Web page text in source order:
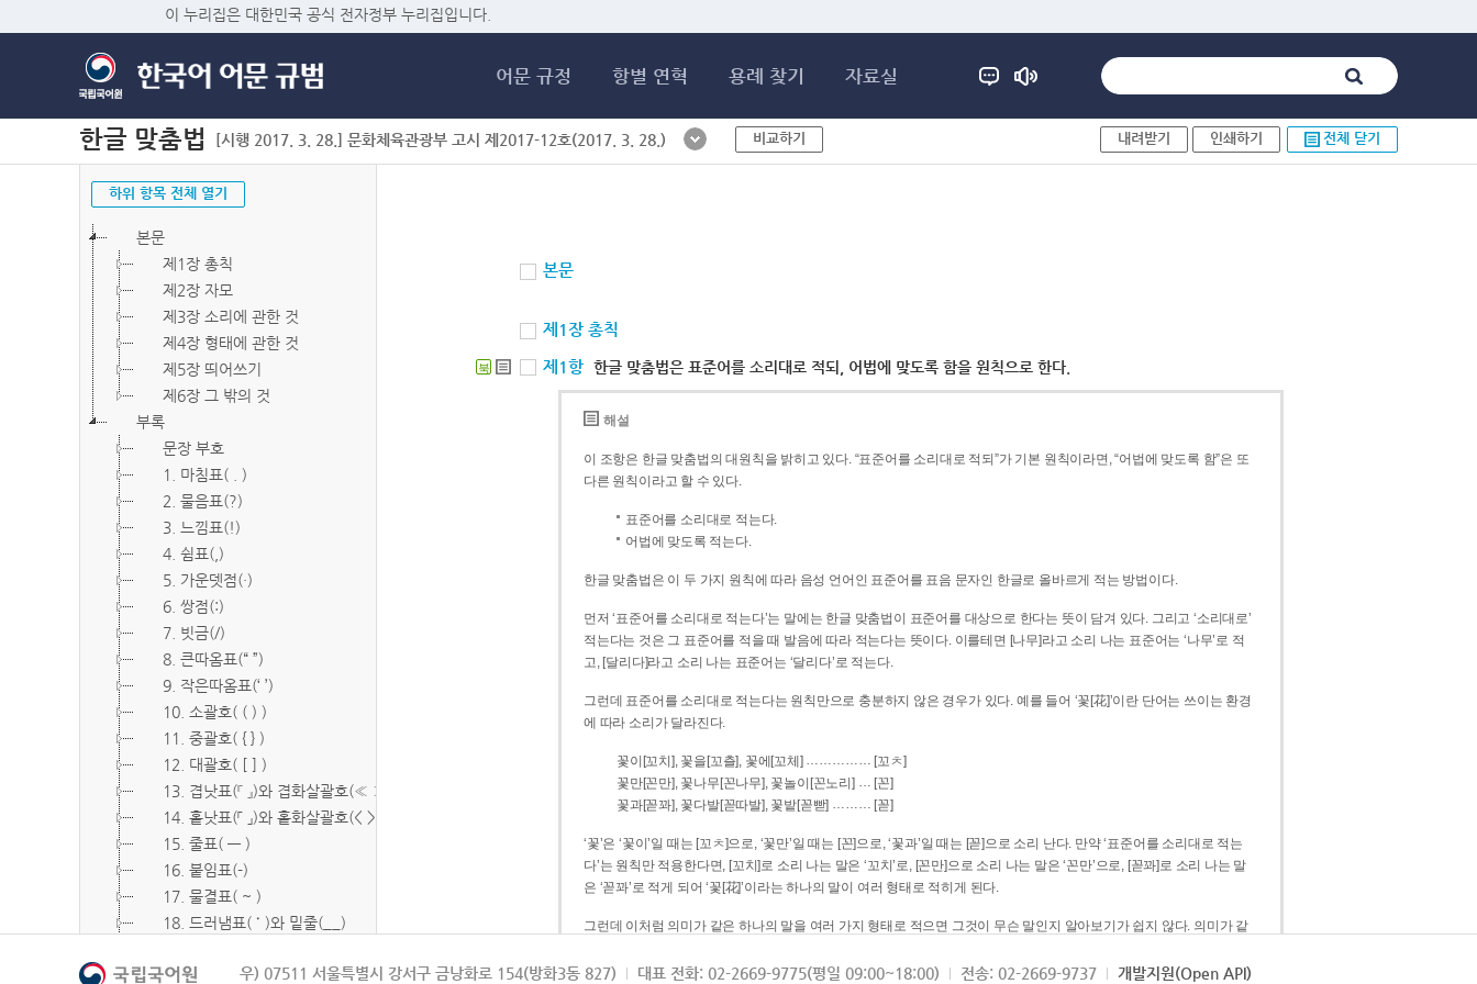
이 누리집은 대한민국 공식 전자정부 누리집입니다.
어문 규정 항별 연혁 용례 찾기 자료실
한글 맞춤법 [시행 2017. 3. 28.] 문화체육관광부 고시 제2017-12호(2017. 3. 28.) 비교하기 내려받기 인쇄하기 전체 닫기
하위 항목 전체 열기
본문
제1장 총칙
제2장 자모
제3장 소리에 관한 것
제4장 형태에 관한 것
제5장 띄어쓰기
제6장 그 밖의 것
부록
문장 부호
1. 마침표( . )
2. 물음표(?)
3. 느낌표(!)
4. 쉼표(,)
5. 가운뎃점(·)
6. 쌍점(:)
7. 빗금(/)
8. 큰따옴표(“ ”)
9. 작은따옴표(‘ ’)
10. 소괄호( ( ) )
11. 중괄호( { } )
12. 대괄호( [ ] )
13. 겹낫표(『 』)와 겹화살괄호(≪ ≫)
14. 홑낫표(「 」)와 홑화살괄호(< >)
15. 줄표( ― )
16. 붙임표(-)
17. 물결표( ~ )
18. 드러냄표( ˙ )와 밑줄(__)
20. 빠짐표( □ )
본문
제1장 총칙
북 제1항 한글 맞춤법은 표준어를 소리대로 적되, 어법에 맞도록 함을 원칙으로 한다.
해설
이 조항은 한글 맞춤법의 대원칙을 밝히고 있다. “표준어를 소리대로 적되”가 기본 원칙이라면, “어법에 맞도록 함”은 또
다른 원칙이라고 할 수 있다.
표준어를 소리대로 적는다.
어법에 맞도록 적는다.
한글 맞춤법은 이 두 가지 원칙에 따라 음성 언어인 표준어를 표음 문자인 한글로 올바르게 적는 방법이다.
먼저 ‘표준어를 소리대로 적는다’는 말에는 한글 맞춤법이 표준어를 대상으로 한다는 뜻이 담겨 있다. 그리고 ‘소리대로’
적는다는 것은 그 표준어를 적을 때 발음에 따라 적는다는 뜻이다. 이를테면 [나무]라고 소리 나는 표준어는 ‘나무’로 적
고, [달리다]라고 소리 나는 표준어는 ‘달리다’로 적는다.
그런데 표준어를 소리대로 적는다는 원칙만으로 충분하지 않은 경우가 있다. 예를 들어 ‘꽃[花]’이란 단어는 쓰이는 환경
에 따라 소리가 달라진다.
꽃이[꼬치], 꽃을[꼬츨], 꽃에[꼬체] …………… [꼬ㅊ]
꽃만[꼰만], 꽃나무[꼰나무], 꽃놀이[꼰노리] … [꼰]
꽃과[꼳꽈], 꽃다발[꼳따발], 꽃밭[꼳빧] ……… [꼳]
‘꽃’은 ‘꽃이’일 때는 [꼬ㅊ]으로, ‘꽃만’일 때는 [꼰]으로, ‘꽃과’일 때는 [꼳]으로 소리 난다. 만약 ‘표준어를 소리대로 적는
다’는 원칙만 적용한다면, [꼬치]로 소리 나는 말은 ‘꼬치’로, [꼰만]으로 소리 나는 말은 ‘꼰만’으로, [꼳꽈]로 소리 나는 말
은 ‘꼳꽈’로 적게 되어 ‘꽃[花]’이라는 하나의 말이 여러 형태로 적히게 된다.
그런데 이처럼 의미가 같은 하나의 말을 여러 가지 형태로 적으면 그것이 무슨 말인지 알아보기가 쉽지 않다. 의미가 같
되게 적는 것이 의미를 파악하는 데 효과적이다.
우) 07511 서울특별시 강서구 금낭화로 154(방화3동 827) 대표 전화: 02-2669-9775(평일 09:00~18:00) 전송: 02-2669-9737 개발지원(Open API)